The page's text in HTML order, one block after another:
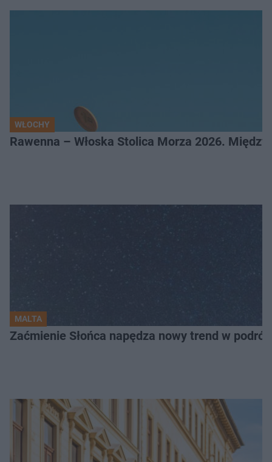
WŁOCHY
Rawenna – Włoska Stolica Morza 2026.
MALTA
Zaćmienie Słońca napędza nowy trend w